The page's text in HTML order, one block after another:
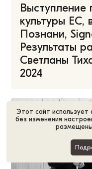
Этот сайт использует
без изменения
Выступление
культуры ЕС,
Познани,
Результаты
Светланы
2024